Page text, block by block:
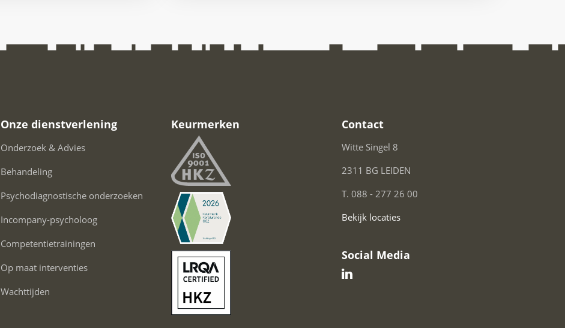
Onze dienstverlening
Onderzoek & Advies
Behandeling
Psychodiagnostische onderzoeken
Incompany-psycholoog
Competentietrainingen
Op maat interventies
Wachttijden
Keurmerken Contact
Witte Singel 8
2311 BG LEIDEN
T. 088 - 277 26 00
Bekijk locaties
Social Media